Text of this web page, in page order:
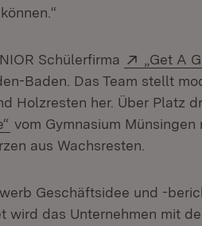
Schülerfirma Extern:
„Get A
Baden. Das Team stellt
Holzresten her. Über Platz
(Öffnet in neuem Fenster)
vom Gymnasium Münsingen
aus Wachsresten.
Geschäftsidee und -
wird das Unternehmen mit